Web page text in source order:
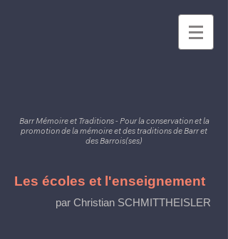
Barr Mémoire et Traditions - Pour la conservation et la
promotion de la mémoire et des traditions de Barr et
des Barrois(ses)
Les écoles et l'enseignement
par Christian SCHMITTHEISLER